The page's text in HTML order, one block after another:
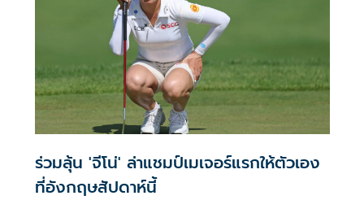
ร่วมลุ้น 'จีโน่' ล่าแชมป์เมเจอร์แรกให้ตัวเอง
ที่อังกฤษสัปดาห์นี้